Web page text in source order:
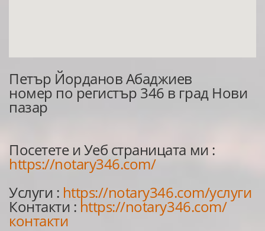
Петър Йорданов Абаджиев
номер по регистър 346 в град Нови
пазар
Посетете и Уеб страницата ми :
https://notary346.com/
Услуги : https://notary346.com/услуги
Контакти : https://notary346.com/
контакти